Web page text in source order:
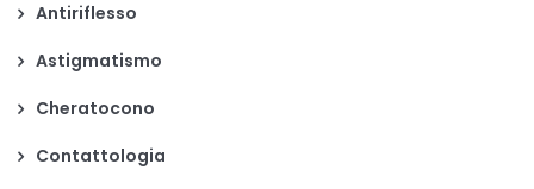
Antiriflesso
Astigmatismo
Cheratocono
Contattologia